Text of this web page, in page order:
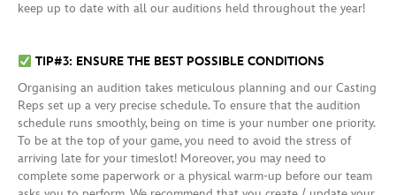
keep up to date with all our auditions held throughout the year!
TIP#3: ENSURE THE BEST POSSIBLE CONDITIONS
Organising an audition takes meticulous planning and our Casting
Reps set up a very precise schedule. To ensure that the audition
schedule runs smoothly, being on time is your number one priority.
To be at the top of your game, you need to avoid the stress of
arriving late for your timeslot! Moreover, you may need to
complete some paperwork or a physical warm-up before our team